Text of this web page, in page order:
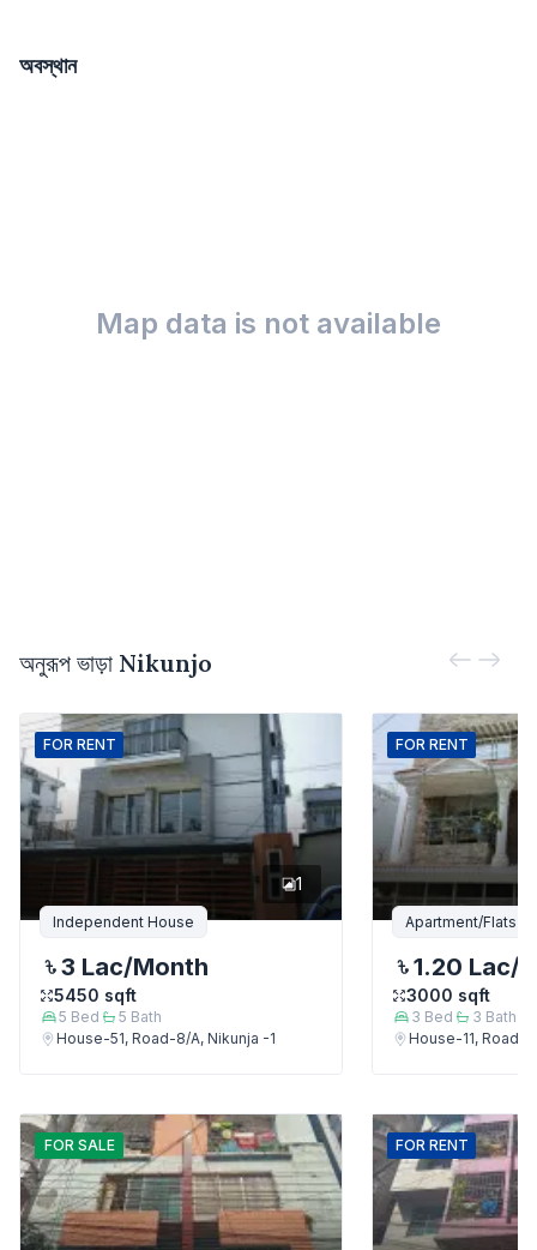
অবস্থান
Map data is not available
অনুরূপ ভাড়া Nikunjo
FOR RENT
1
Independent House
3 Lac/Month
5450 sqft
5 Bed 5 Bath
House-51, Road-8/A, Nikunja -1
FOR RENT
Apartment/Flats
1.20 Lac/
3000 sqft
3 Bed 3 Bath
House-11, Road-
FOR SALE FOR RENT